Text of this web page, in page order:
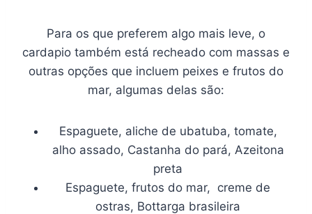
Para os que preferem algo mais leve, o
cardapio também está recheado com massas e
outras opções que incluem peixes e frutos do
mar, algumas delas são:
Espaguete, aliche de ubatuba, tomate,
alho assado, Castanha do pará, Azeitona
preta
Espaguete, frutos do mar, creme de
ostras, Bottarga brasileira